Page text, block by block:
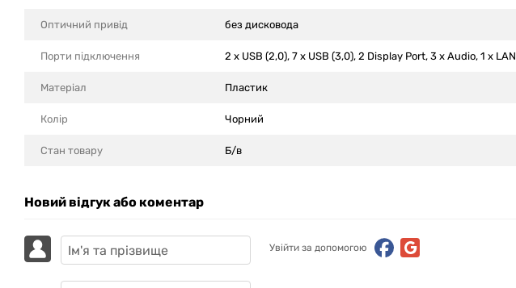
Оптичний привід без дисковода
Порти підключення 2 x USB (2,0), 7 x USB (3,0), 2 Display Port, 3 x Audio, 1 x LAN
Матеріал Пластик
Колір Чорний
Стан товару Б/в
Новий відгук або коментар
Увійти за допомогою